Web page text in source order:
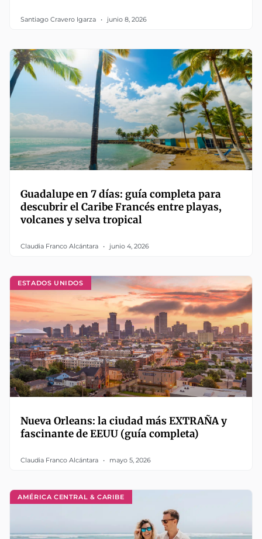
Santiago Cravero Igarza junio 8, 2026
Guadalupe en 7 días: guía completa para
descubrir el Caribe Francés entre playas,
volcanes y selva tropical
Claudia Franco Alcántara junio 4, 2026
ESTADOS UNIDOS
Nueva Orleans: la ciudad más EXTRAÑA y
fascinante de EEUU (guía completa)
Claudia Franco Alcántara mayo 5, 2026
AMÉRICA CENTRAL & CARIBE